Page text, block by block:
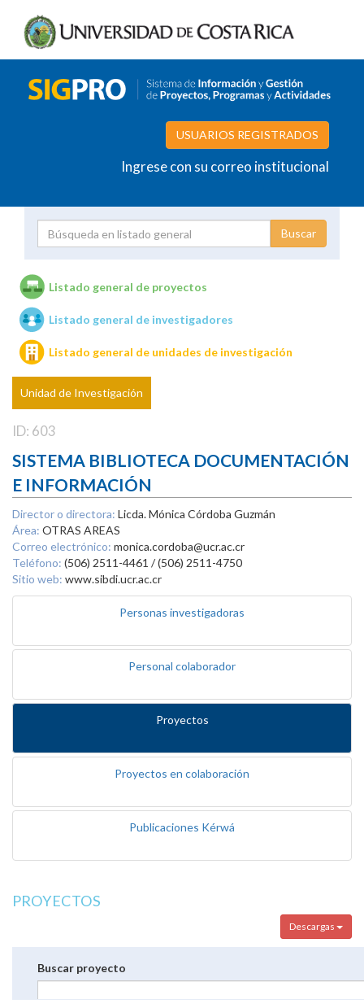
USUARIOS REGISTRADOS
Ingrese con su correo institucional
Unidades de investigación
Listado general de proyectos
Listado general de investigadores
Listado general de unidades de investigación
Unidad de Investigación
ID: 603
SISTEMA BIBLIOTECA DOCUMENTACIÓN
E INFORMACIÓN
Director o directora: Licda. Mónica Córdoba Guzmán
Área: OTRAS AREAS
Correo electrónico: monica.cordoba@ucr.ac.cr
Teléfono: (506) 2511-4461 / (506) 2511-4750
Sitio web: www.sibdi.ucr.ac.cr
Personas investigadoras
Personal colaborador
Proyectos
Proyectos en colaboración
Publicaciones Kérwá
PROYECTOS
Descargas
Buscar proyecto